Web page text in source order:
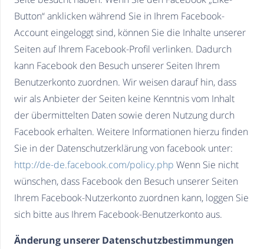
Button“ anklicken während Sie in Ihrem Facebook-
Account eingeloggt sind, können Sie die Inhalte unserer
Seiten auf Ihrem Facebook-Profil verlinken. Dadurch
kann Facebook den Besuch unserer Seiten Ihrem
Benutzerkonto zuordnen. Wir weisen darauf hin, dass
wir als Anbieter der Seiten keine Kenntnis vom Inhalt
der übermittelten Daten sowie deren Nutzung durch
Facebook erhalten. Weitere Informationen hierzu finden
Sie in der Datenschutzerklärung von facebook unter:
http://de-de.facebook.com/policy.php Wenn Sie nicht
wünschen, dass Facebook den Besuch unserer Seiten
Ihrem Facebook-Nutzerkonto zuordnen kann, loggen Sie
sich bitte aus Ihrem Facebook-Benutzerkonto aus.
Änderung unserer Datenschutzbestimmungen